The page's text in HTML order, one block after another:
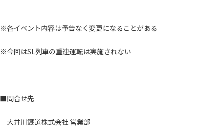
※各イベント内容は予告なく変更になることがある
※今回はSL列車の重連運転は実施されない
■問合せ先
大井川鐵道株式会社 営業部